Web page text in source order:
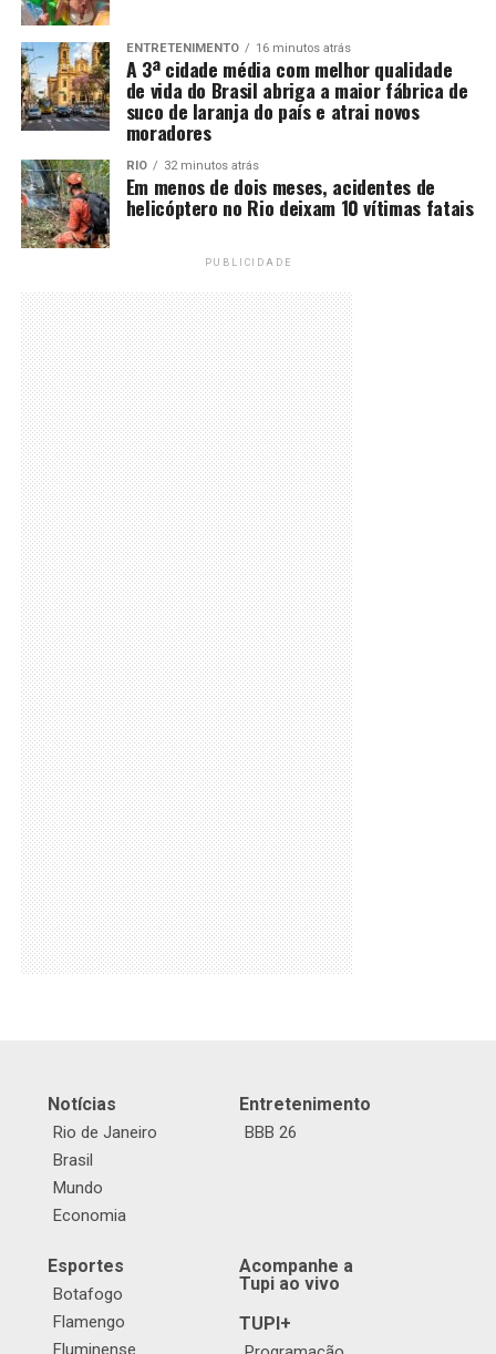
ENTRETENIMENTO 16 minutos atrás
A 3ª cidade média com melhor qualidade
de vida do Brasil abriga a maior fábrica de
suco de laranja do país e atrai novos
moradores
RIO 32 minutos atrás
Em menos de dois meses, acidentes de
helicóptero no Rio deixam 10 vítimas fatais
PUBLICIDADE
Notícias
Rio de Janeiro
Brasil
Mundo
Economia
Entretenimento
BBB 26
Esportes
Botafogo
Flamengo
Fluminense
Acompanhe a
Tupi ao vivo
TUPI+